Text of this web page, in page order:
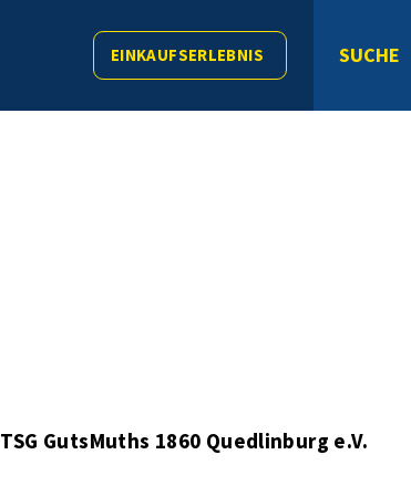
EINKAUFSERLEBNIS SUCHE
TSG GutsMuths 1860 Quedlinburg e.V.